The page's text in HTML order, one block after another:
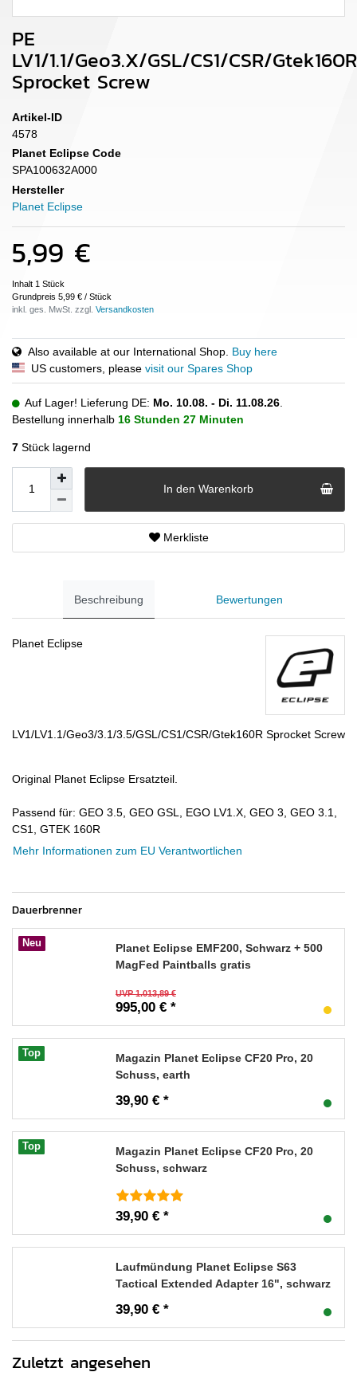
PE
LV1/1.1/Geo3.X/GSL/CS1/CSR/Gtek160R
Sprocket Screw
Artikel-ID
4578
Planet Eclipse Code
SPA100632A000
Hersteller
Planet Eclipse
5,99 €
Inhalt 1 Stück
Grundpreis 5,99 € / Stück
inkl. ges. MwSt. zzgl.
Also available at our International Shop. Buy here
US customers, please visit our Spares Shop
Auf Lager! Lieferung DE: Mo. 10.08. - Di. 11.08.26
Bestellung innerhalb 16 Stunden 27 Minuten
7 Stück lagernd
In den Warenkorb
Merkliste
Beschreibung Bewertungen
Planet Eclipse
LV1/LV1.1/Geo3/3.1/3.5/GSL/CS1/CSR/Gtek160R Sprocket Screw
Original Planet Eclipse Ersatzteil.
Passend für: GEO 3.5, GEO GSL, EGO LV1.X, GEO 3, GEO 3.1,
CS1, GTEK 160R
Mehr Informationen zum EU Verantwortlichen
Dauerbrenner
Neu
Planet Eclipse EMF200, Schwarz + 500
MagFed Paintballs gratis
UVP 1.013,89 €
995,00 € *
Top
Magazin Planet Eclipse CF20 Pro, 20
Schuss, earth
39,90 € *
Top
Magazin Planet Eclipse CF20 Pro, 20
Schuss, schwarz
39,90 € *
Laufmündung Planet Eclipse S63
Tactical Extended Adapter 16", schwarz
39,90 € *
Zuletzt angesehen